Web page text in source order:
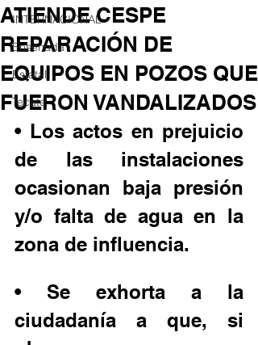
INTERNACIONAL
Ensenada
Estatal
Tecate
ATIENDE CESPE
REPARACIÓN DE
EQUIPOS EN POZOS QUE
FUERON VANDALIZADOS
• Los actos en prejuicio
de las instalaciones
ocasionan baja presión
y/o falta de agua en la
zona de influencia.
• Se exhorta a la
ciudadanía a que, si